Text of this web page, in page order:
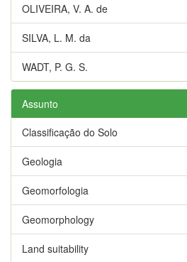
OLIVEIRA, V. A. de
SILVA, L. M. da
WADT, P. G. S.
Assunto
Classificação do Solo
Geologia
Geomorfologia
Geomorphology
Land suitability